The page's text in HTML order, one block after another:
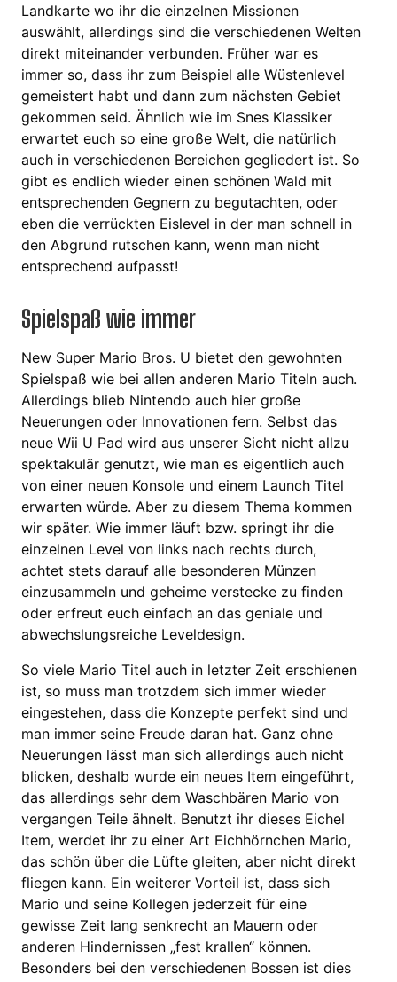
Landkarte wo ihr die einzelnen Missionen
auswählt, allerdings sind die verschiedenen Welten
direkt miteinander verbunden. Früher war es
immer so, dass ihr zum Beispiel alle Wüstenlevel
gemeistert habt und dann zum nächsten Gebiet
gekommen seid. Ähnlich wie im Snes Klassiker
erwartet euch so eine große Welt, die natürlich
auch in verschiedenen Bereichen gegliedert ist. So
gibt es endlich wieder einen schönen Wald mit
entsprechenden Gegnern zu begutachten, oder
eben die verrückten Eislevel in der man schnell in
den Abgrund rutschen kann, wenn man nicht
entsprechend aufpasst!
Spielspaß wie immer
New Super Mario Bros. U bietet den gewohnten
Spielspaß wie bei allen anderen Mario Titeln auch.
Allerdings blieb Nintendo auch hier große
Neuerungen oder Innovationen fern. Selbst das
neue Wii U Pad wird aus unserer Sicht nicht allzu
spektakulär genutzt, wie man es eigentlich auch
von einer neuen Konsole und einem Launch Titel
erwarten würde. Aber zu diesem Thema kommen
wir später. Wie immer läuft bzw. springt ihr die
einzelnen Level von links nach rechts durch,
achtet stets darauf alle besonderen Münzen
einzusammeln und geheime verstecke zu finden
oder erfreut euch einfach an das geniale und
abwechslungsreiche Leveldesign.
So viele Mario Titel auch in letzter Zeit erschienen
ist, so muss man trotzdem sich immer wieder
eingestehen, dass die Konzepte perfekt sind und
man immer seine Freude daran hat. Ganz ohne
Neuerungen lässt man sich allerdings auch nicht
blicken, deshalb wurde ein neues Item eingeführt,
das allerdings sehr dem Waschbären Mario von
vergangen Teile ähnelt. Benutzt ihr dieses Eichel
Item, werdet ihr zu einer Art Eichhörnchen Mario,
das schön über die Lüfte gleiten, aber nicht direkt
fliegen kann. Ein weiterer Vorteil ist, dass sich
Mario und seine Kollegen jederzeit für eine
gewisse Zeit lang senkrecht an Mauern oder
anderen Hindernissen „fest krallen“ können.
Besonders bei den verschiedenen Bossen ist dies